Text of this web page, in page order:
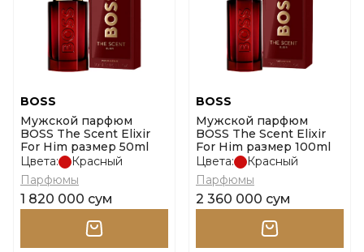
BOSS
Мужской парфюм
BOSS The Scent Elixir
For Him размер 50ml
Цвета:
Красный
Парфюмы
1 820 000 сум
BOSS
Мужской парфюм
BOSS The Scent Elixir
For Him размер 100ml
Цвета:
Красный
Парфюмы
2 360 000 сум